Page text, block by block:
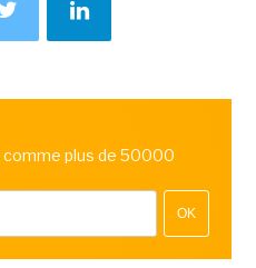
plus de 50000
OK